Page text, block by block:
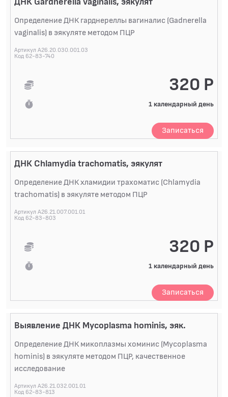
Определение ДНК гарднереллы вагиналис (Gadnerella
vaginalis) в эякуляте методом ПЦР
Артикул A26.20.030.001.03
Код 62-83-740
320 Р
1 календарный день
Записаться
ДНК Chlamydia trachomatis, эякулят
Определение ДНК хламидии трахоматис (Chlamydia
trachomatis) в эякуляте методом ПЦР
Артикул A26.21.007.001.01
Код 62-83-803
320 Р
1 календарный день
Записаться
Выявление ДНК Mycoplasma hominis, эяк.
Определение ДНК микоплазмы хоминис (Mycoplasma
hominis) в эякуляте методом ПЦР, качественное
исследование
Артикул A26.21.032.001.01
Код 62-83-813